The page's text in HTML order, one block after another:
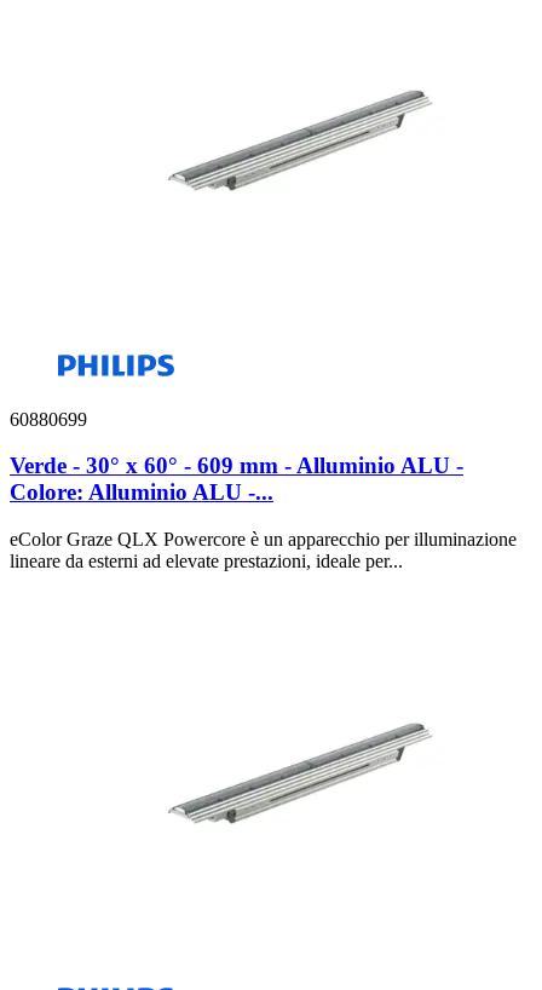
60880699
Verde - 30° x 60° - 609 mm - Alluminio ALU -
Colore: Alluminio ALU -...
eColor Graze QLX Powercore è un apparecchio per illuminazione
lineare da esterni ad elevate prestazioni, ideale per...